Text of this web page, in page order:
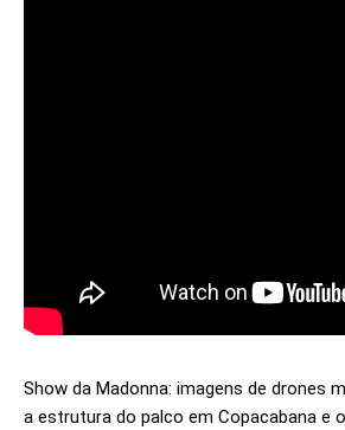
Show da Madonna: imagens de drones
a estrutura do palco em Copacabana e